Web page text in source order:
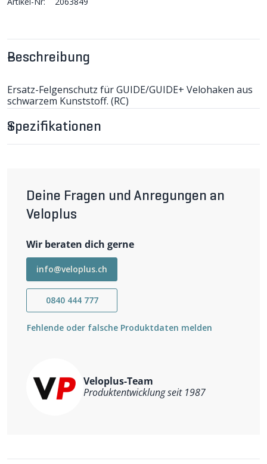
Beschreibung
Ersatz-Felgenschutz für GUIDE/GUIDE+ Velohaken aus
schwarzem Kunststoff. (RC)
Spezifikationen
Deine Fragen und Anregungen an
Veloplus
Wir beraten dich gerne
info@veloplus.ch
0840 444 777
Fehlende oder falsche Produktdaten melden
Veloplus-Team
Produktentwicklung seit 1987